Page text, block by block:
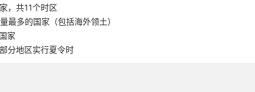
，共11个时区
最多的国家（包括海外领土）
家
分地区实行夏令时